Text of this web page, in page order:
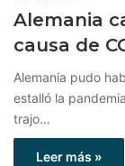
Alemania
causa de
Alemania pudo
estalló la
trajo…
Leer más »